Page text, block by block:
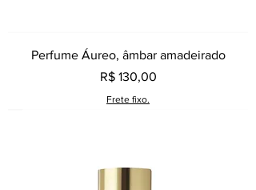
Perfume Áureo, âmbar amadeirado
Preço
R$ 130,00
Frete fixo.